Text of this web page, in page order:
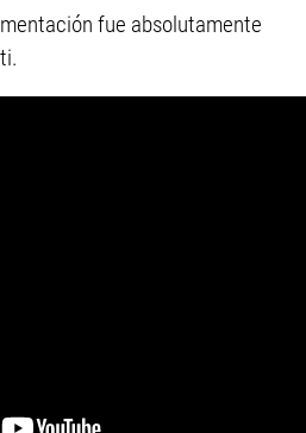
fue absolutamente